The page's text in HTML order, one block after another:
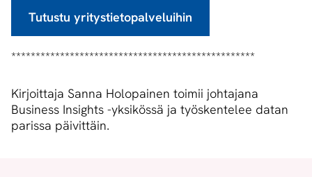
Tutustu yritystietopalveluihin
**************************************************
Kirjoittaja Sanna Holopainen toimii johtajana
Business Insights -yksikössä ja työskentelee datan
parissa päivittäin.